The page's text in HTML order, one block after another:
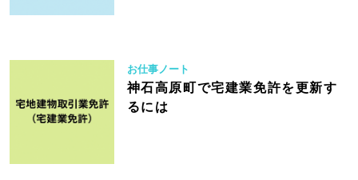
お仕事ノート
神石高原町で宅建業免許を更新す
るには